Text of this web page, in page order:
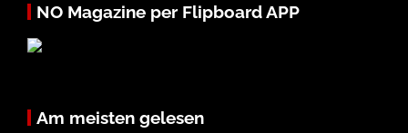
NO Magazine per Flipboard APP
Am meisten gelesen